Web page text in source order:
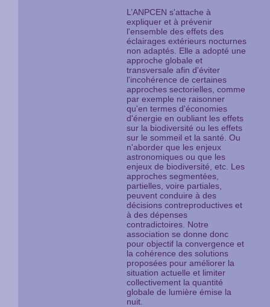
L’ANPCEN s'attache à
expliquer et à prévenir
l'ensemble des effets des
éclairages extérieurs nocturnes
non adaptés. Elle a adopté une
approche globale et
transversale afin d'éviter
l'incohérence de certaines
approches sectorielles, comme
par exemple ne raisonner
qu'en termes d'économies
d'énergie en oubliant les effets
sur la biodiversité ou les effets
sur le sommeil et la santé. Ou
n'aborder que les enjeux
astronomiques ou que les
enjeux de biodiversité, etc. Les
approches segmentées,
partielles, voire partiales,
peuvent conduire à des
décisions contreproductives et
à des dépenses
contradictoires. Notre
association se donne donc
pour objectif la convergence et
la cohérence des solutions
proposées pour améliorer la
situation actuelle et limiter
collectivement la quantité
globale de lumière émise la
nuit.